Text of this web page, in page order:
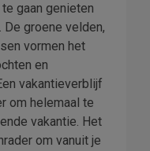
gaan genieten
groene velden,
vormen het
en
vakantieverblijf
om helemaal te
vakantie. Het
om vanuit je